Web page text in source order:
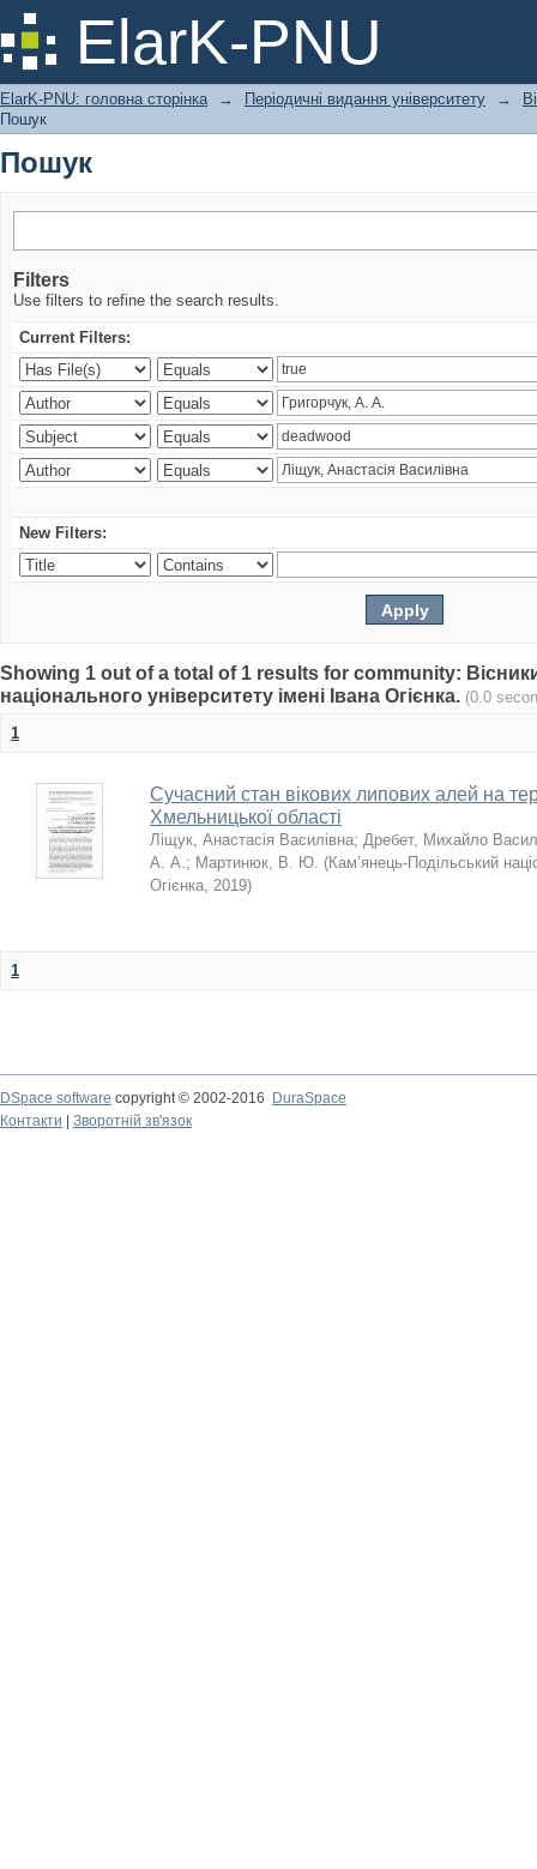
ElarK-PNU
Пошук
ElarK-PNU: головна сторінка → Періодичні видання університету →
Пошук
Пошук
Filters
Use filters to refine the search results.
Current Filters:
New Filters:
Showing 1 out of a total of 1 results for community:
національного університету імені Івана Огієнка. (0.0
1
Сучасний стан вікових липових алей на
Хмельницької області
Ліщук, Анастасія Василівна; Дребет, Михайло
А. А.; Мартинюк, В. Ю. (Кам’янець-Подільський
Огієнка, 2019)
1
DSpace software copyright © 2002-2016
DuraSpace
Контакти
Зворотній зв'язок